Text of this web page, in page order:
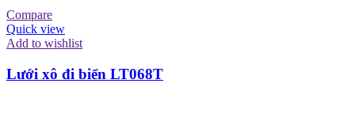
Compare
Quick view
Add to wishlist
Lưới xô đi biển LT068T